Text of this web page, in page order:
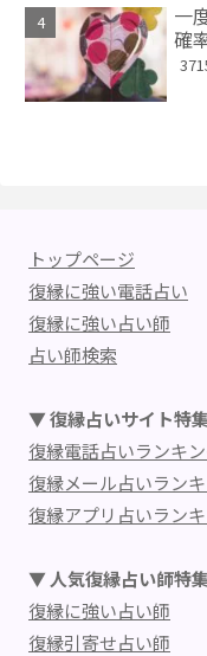
一
確
トップページ
復縁に強い電話占い
復縁に強い占い師
占い師検索
▼ 復縁占いサイト特
復縁電話占いランキ
復縁メール占いラン
復縁アプリ占いラン
▼ 人気復縁占い師特
復縁に強い占い師
復縁引寄せ占い師